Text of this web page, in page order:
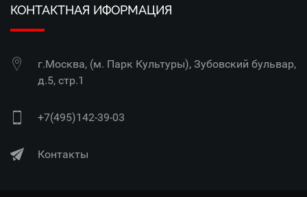
КОНТАКТНАЯ ИФОРМАЦИЯ
г.Москва, (м. Парк Культуры), Зубовский бульвар,
д.5, стр.1
+7(495)142-39-03
Контакты